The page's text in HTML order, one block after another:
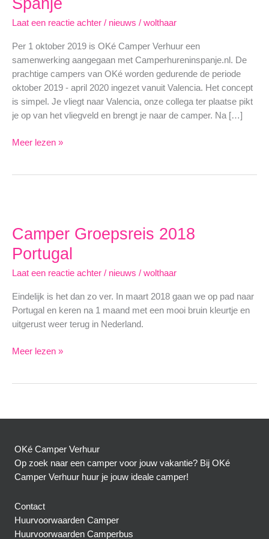
Laat een reactie achter / nieuws / wolthaar
Per 1 oktober 2019 is OKé Camper Verhuur een
samenwerking aangegaan met Camperhureninspanje.nl. De
prachtige campers van OKé worden gedurende de periode
oktober 2019 - april 2020 ingezet vanuit Valencia. Het concept
is simpel. Je vliegt naar Valencia, onze collega ter plaatse pikt
je op van het vliegveld en brengt je naar de camper. Na […]
OKé
Meer lezen »
Camper Groepsreis 2018
Portugal
Laat een reactie achter / nieuws / wolthaar
Eindelijk is het dan zo ver. In maart 2018 gaan we op pad naar
Portugal en keren na 1 maand met een mooi bruin kleurtje en
uitgerust weer terug in Nederland.
Camper
Meer lezen »
OKé Camper Verhuur
Op zoek naar een camper voor jouw vakantie? Bij OKé
Camper Verhuur huur je jouw ideale camper!
Contact
Huurvoorwaarden Camper
Huurvoorwaarden Camperbus